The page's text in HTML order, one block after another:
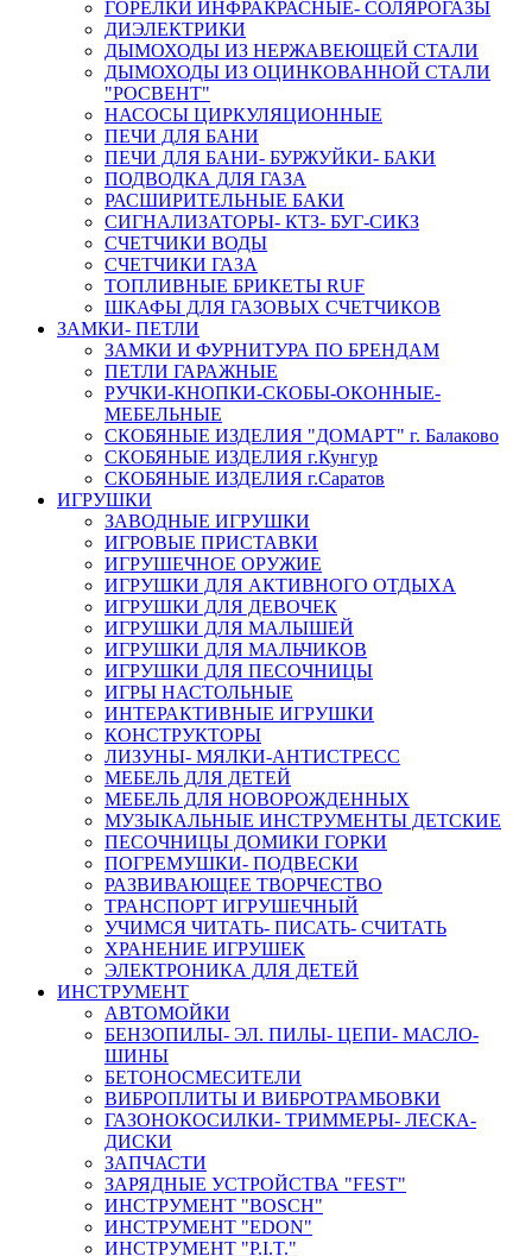
ГОРЕЛКИ ИНФРАКРАСНЫЕ- СОЛЯРОГАЗЫ
ДИЭЛЕКТРИКИ
ДЫМОХОДЫ ИЗ НЕРЖАВЕЮЩЕЙ СТАЛИ
ДЫМОХОДЫ ИЗ ОЦИНКОВАННОЙ СТАЛИ
"РОСВЕНТ"
НАСОСЫ ЦИРКУЛЯЦИОННЫЕ
ПЕЧИ ДЛЯ БАНИ
ПЕЧИ ДЛЯ БАНИ- БУРЖУЙКИ- БАКИ
ПОДВОДКА ДЛЯ ГАЗА
РАСШИРИТЕЛЬНЫЕ БАКИ
СИГНАЛИЗАТОРЫ- КТЗ- БУГ-СИКЗ
СЧЕТЧИКИ ВОДЫ
СЧЕТЧИКИ ГАЗА
ТОПЛИВНЫЕ БРИКЕТЫ RUF
ШКАФЫ ДЛЯ ГАЗОВЫХ СЧЕТЧИКОВ
ЗАМКИ- ПЕТЛИ
ЗАМКИ И ФУРНИТУРА ПО БРЕНДАМ
ПЕТЛИ ГАРАЖНЫЕ
РУЧКИ-КНОПКИ-СКОБЫ-ОКОННЫЕ-
МЕБЕЛЬНЫЕ
СКОБЯНЫЕ ИЗДЕЛИЯ "ДОМАРТ" г. Балаково
СКОБЯНЫЕ ИЗДЕЛИЯ г.Кунгур
СКОБЯНЫЕ ИЗДЕЛИЯ г.Саратов
ИГРУШКИ
ЗАВОДНЫЕ ИГРУШКИ
ИГРОВЫЕ ПРИСТАВКИ
ИГРУШЕЧНОЕ ОРУЖИЕ
ИГРУШКИ ДЛЯ АКТИВНОГО ОТДЫХА
ИГРУШКИ ДЛЯ ДЕВОЧЕК
ИГРУШКИ ДЛЯ МАЛЫШЕЙ
ИГРУШКИ ДЛЯ МАЛЬЧИКОВ
ИГРУШКИ ДЛЯ ПЕСОЧНИЦЫ
ИГРЫ НАСТОЛЬНЫЕ
ИНТЕРАКТИВНЫЕ ИГРУШКИ
КОНСТРУКТОРЫ
ЛИЗУНЫ- МЯЛКИ-АНТИСТРЕСС
МЕБЕЛЬ ДЛЯ ДЕТЕЙ
МЕБЕЛЬ ДЛЯ НОВОРОЖДЕННЫХ
МУЗЫКАЛЬНЫЕ ИНСТРУМЕНТЫ ДЕТСКИЕ
ПЕСОЧНИЦЫ ДОМИКИ ГОРКИ
ПОГРЕМУШКИ- ПОДВЕСКИ
РАЗВИВАЮЩЕЕ ТВОРЧЕСТВО
ТРАНСПОРТ ИГРУШЕЧНЫЙ
УЧИМСЯ ЧИТАТЬ- ПИСАТЬ- СЧИТАТЬ
ХРАНЕНИЕ ИГРУШЕК
ЭЛЕКТРОНИКА ДЛЯ ДЕТЕЙ
ИНСТРУМЕНТ
АВТОМОЙКИ
БЕНЗОПИЛЫ- ЭЛ. ПИЛЫ- ЦЕПИ- МАСЛО-
ШИНЫ
БЕТОНОСМЕСИТЕЛИ
ВИБРОПЛИТЫ И ВИБРОТРАМБОВКИ
ГАЗОНОКОСИЛКИ- ТРИММЕРЫ- ЛЕСКА-
ДИСКИ
ЗАПЧАСТИ
ЗАРЯДНЫЕ УСТРОЙСТВА "FEST"
ИНСТРУМЕНТ "BOSCH"
ИНСТРУМЕНТ "EDON"
ИНСТРУМЕНТ "P.I.T."